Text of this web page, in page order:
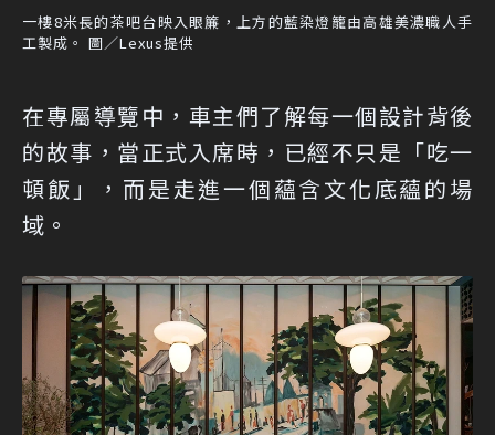
一樓8米長的茶吧台映入眼簾，上方的藍染燈籠由高雄美濃職人手
工製成。 圖／Lexus提供
在專屬導覽中，車主們了解每一個設計背後
的故事，當正式入席時，已經不只是「吃一
頓飯」，而是走進一個蘊含文化底蘊的場
域。